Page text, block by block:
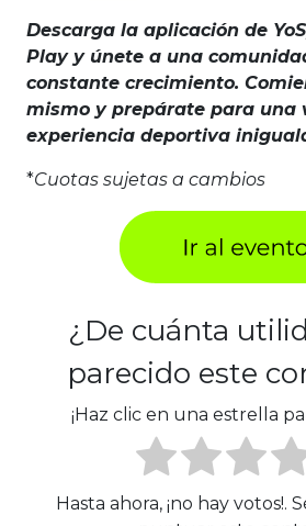
Descarga la aplicación de
Play y únete a una
constante crecimiento.
mismo y prepárate para una
experiencia deportiva
*Cuotas sujetas a cambios
¿De cuánta
parecido este
¡Haz clic en una estrella
Hasta ahora, ¡no hay votos!.